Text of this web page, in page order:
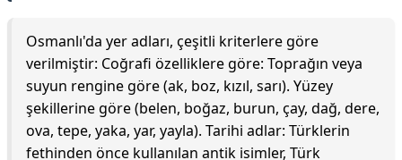
Osmanlı'da yer adları, çeşitli kriterlere göre
verilmiştir: Coğrafi özelliklere göre: Toprağın veya
suyun rengine göre (ak, boz, kızıl, sarı). Yüzey
şekillerine göre (belen, boğaz, burun, çay, dağ, dere,
ova, tepe, yaka, yar, yayla). Tarihi adlar: Türklerin
fethinden önce kullanılan antik isimler, Türk